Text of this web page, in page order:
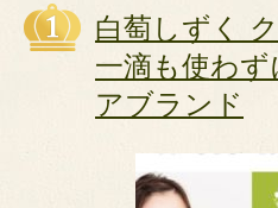
白萄しずく
一滴も使わ
アブランド